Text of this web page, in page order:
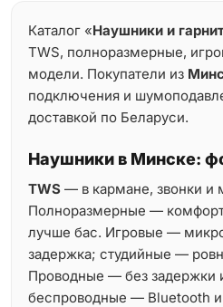
Каталог «Наушники и
TWS, полноразмерные,
модели. Покупатели из
подключения и
доставкой по Беларуси.
Наушники в Минске:
TWS — в кармане, звонки и
Полноразмерные —
лучше бас. Игровые —
задержка; студийные —
Проводные — без задержки
беспроводные — Bluetooth